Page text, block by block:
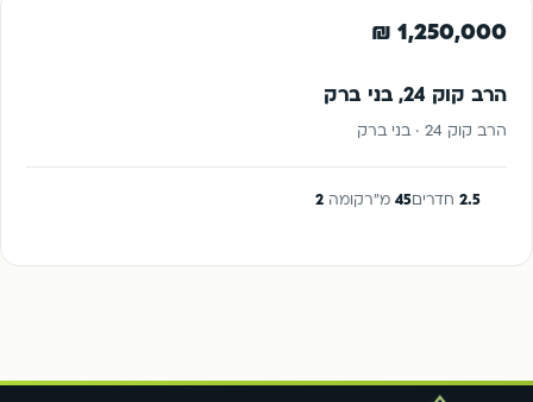
1,250,000 ₪
הרב קוק 24, בני ברק
הרב קוק 24 · בני ברק
2.5 חדרים45 מ"רקומה2